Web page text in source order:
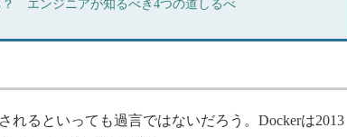
エンジニアが知るべき4つの道しるべ
るといっても過言ではないだろう。Dockerは2013